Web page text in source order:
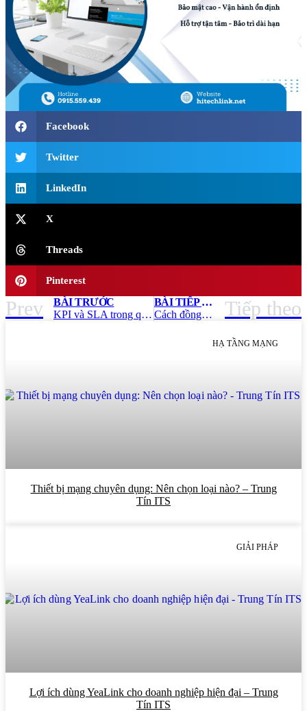
Facebook
Twitter
LinkedIn
X
Threads
Pinterest
Prev
BÀI TRƯỚC
KPI và SLA trong quản lý IT HelpDesk chuyên nghiệp – Trung Tín ITS
BÀI TIẾP THEO
Cách đồng bộ dữ liệu máy chấm công về phần mềm chấm công – Trung Tín ITS
Tiếp theo
HẠ TẦNG MẠNG
Thiết bị mạng chuyên dụng: Nên chọn loại nào? – Trung
Tín ITS
GIẢI PHÁP
Lợi ích dùng YeaLink cho doanh nghiệp hiện đại – Trung
Tín ITS